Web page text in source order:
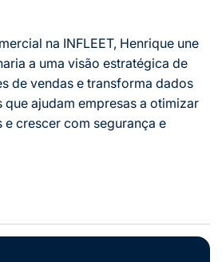
na INFLEET, Henrique une
a uma visão estratégica de
de vendas e transforma dados
ajudam empresas a otimizar
crescer com segurança e